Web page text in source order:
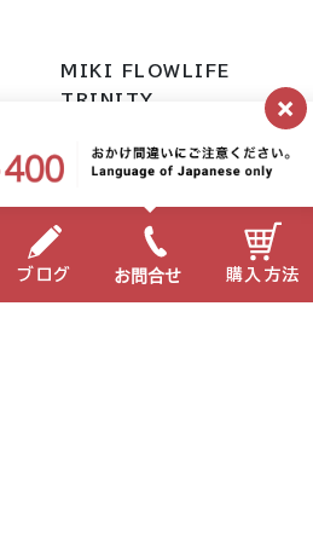
MIKI FLOWLIFE
TRINITY
×
ブログ お問合せ 購入方法